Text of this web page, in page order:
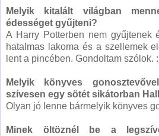
Melyik kitalált világban
édességet gyűjteni?
A Harry Potterben nem gyűjtenek
hatalmas lakoma és a szellemek
lent a pincében. Gondoltam szólok.
Melyik könyves
szívesen egy sötét sikátorban
Olyan jó lenne bármelyik könyves
Minek öltöznél be a